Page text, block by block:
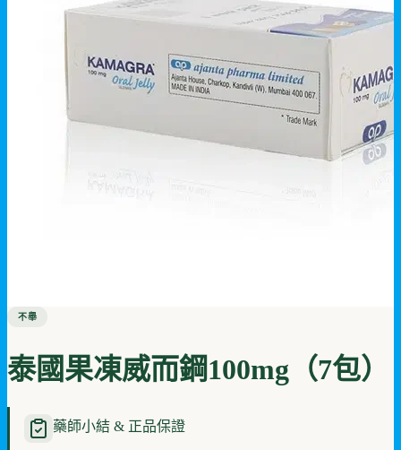
不舉
泰國果凍威而鋼100mg（7包）
藥師小結 & 正品保證